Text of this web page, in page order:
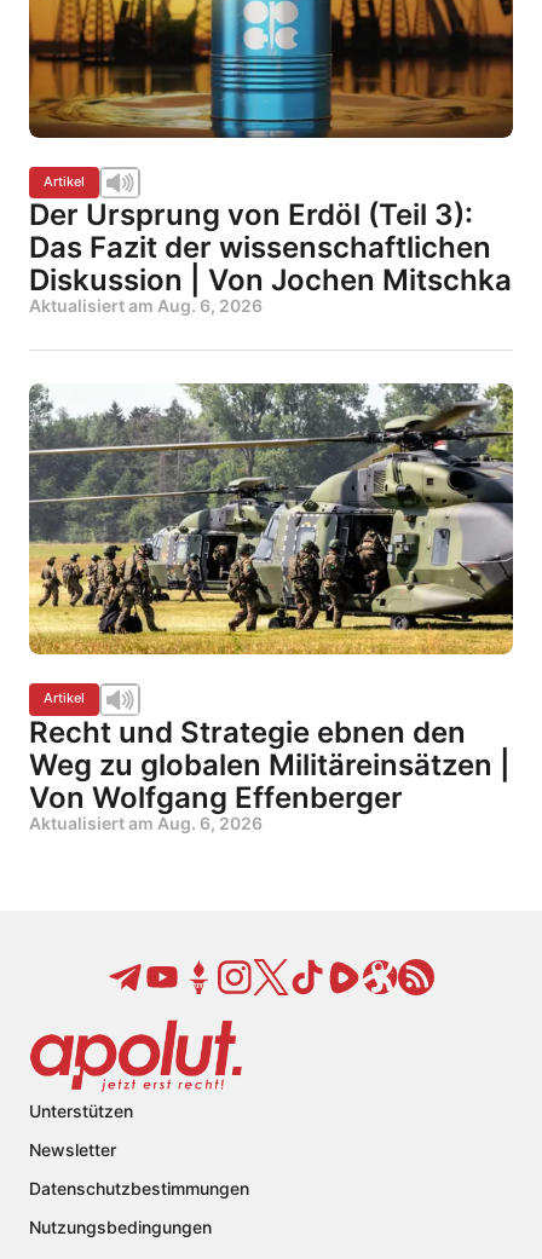
Artikel
Der Ursprung von Erdöl (Teil 3):
Das Fazit der wissenschaftlichen
Diskussion | Von Jochen Mitschka
Aktualisiert am Aug. 6, 2026
Artikel
Recht und Strategie ebnen den
Weg zu globalen Militäreinsätzen |
Von Wolfgang Effenberger
Aktualisiert am Aug. 6, 2026
Unterstützen
Newsletter
Datenschutzbestimmungen
Nutzungsbedingungen